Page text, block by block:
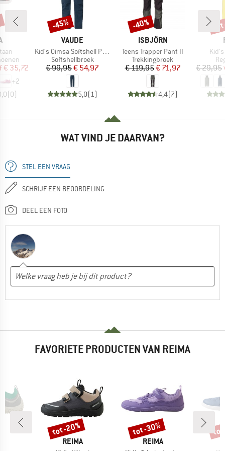
prijs
€ 35,72
+2
(0)
MERK
VAUDE
Artikel
Kid's Qimsa Softshell Pants
Productgroep
Softshellbroek
Prijs
€ 99,95Verlaagde prijs
€ 54,97
5,0(1 )
Korting
-45%
MERK
ISBJÖRN
Artikel
Teens Trapper Pant II
Productgroep
Trekkingbroek
Prijs
€ 119,95Verlaagde prijs
€ 71,97
4,4(7)
Korting
-40%
€ 29,95
WAT VIND JE DAARVAN?
STEL EEN VRAAG
SCHRIJF EEN BEOORDELING
DEEL EEN FOTO
FAVORIETE PRODUCTEN VAN REIMA
MERK
REIMA
Korting
tot -20%
MERK
REIMA
Korting
tot -30% tot